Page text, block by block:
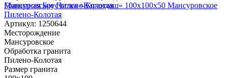
Гранитная Брусчатка «Карандаш» 100х100x50 Мансуровское
Пилено-Колотая
Артикул: 1250644
Месторождение
Мансуровское
Обработка гранита
Пилено-Колотая
Размер гранита